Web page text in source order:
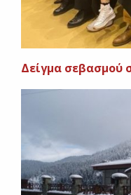
Δείγμα σεβασμού